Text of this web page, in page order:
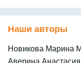
Наши авторы
Новикова Марина